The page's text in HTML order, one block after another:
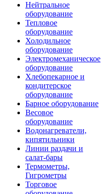
Нейтральное
оборудование
Тепловое
оборудование
Холодильное
оборудование
Электромеханическое
оборудование
Хлебопекарное и
кондитерское
оборудование
Барное оборудование
Весовое
оборудование
Водонагреватели,
кипятильники
Линии раздачи и
салат-бары
Термометры,
Гигрометры
Торговое